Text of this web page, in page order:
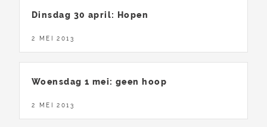
Dinsdag 30 april: Hopen
2 MEI 2013
Woensdag 1 mei: geen hoop
2 MEI 2013